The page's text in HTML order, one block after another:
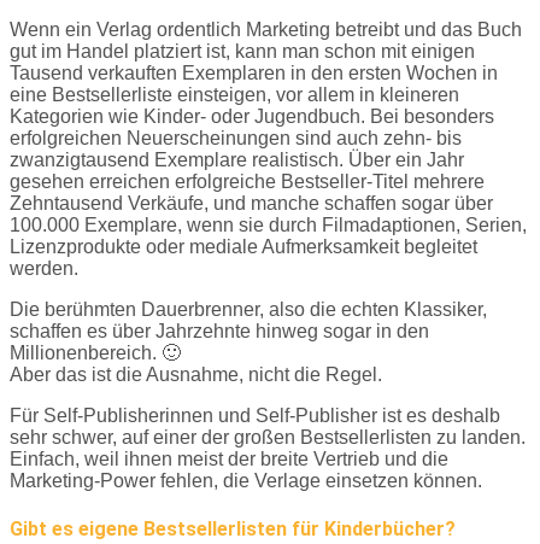
Wenn ein Verlag ordentlich Marketing betreibt und das Buch
gut im Handel platziert ist, kann man schon mit einigen
Tausend verkauften Exemplaren in den ersten Wochen in
eine Bestsellerliste einsteigen, vor allem in kleineren
Kategorien wie Kinder- oder Jugendbuch. Bei besonders
erfolgreichen Neuerscheinungen sind auch zehn- bis
zwanzigtausend Exemplare realistisch. Über ein Jahr
gesehen erreichen erfolgreiche Bestseller-Titel mehrere
Zehntausend Verkäufe, und manche schaffen sogar über
100.000 Exemplare, wenn sie durch Filmadaptionen, Serien,
Lizenzprodukte oder mediale Aufmerksamkeit begleitet
werden.
Die berühmten Dauerbrenner, also die echten Klassiker,
schaffen es über Jahrzehnte hinweg sogar in den
Millionenbereich. 🙂
Aber das ist die Ausnahme, nicht die Regel.
Für Self-Publisherinnen und Self-Publisher ist es deshalb
sehr schwer, auf einer der großen Bestsellerlisten zu landen.
Einfach, weil ihnen meist der breite Vertrieb und die
Marketing-Power fehlen, die Verlage einsetzen können.
Gibt es eigene Bestsellerlisten für Kinderbücher?